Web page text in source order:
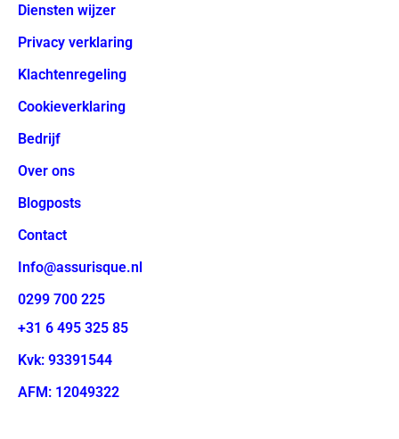
Diensten wijzer
Privacy verklaring
Klachtenregeling
Cookieverklaring
Bedrijf
Over ons
Blogposts
Contact
Info@assurisque.nl
0299 700 225
+31 6 495 325 85
Kvk: 93391544
AFM: 12049322